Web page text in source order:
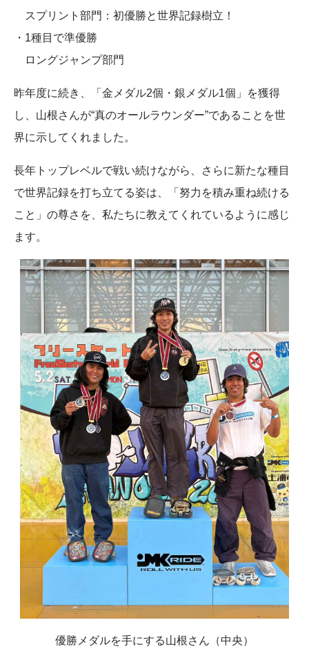
スプリント部門：初優勝と世界記録樹立！
・1種目で準優勝
ロングジャンプ部門
昨年度に続き、「金メダル2個・銀メダル1個」を獲得
し、山根さんが“真のオールラウンダー”であることを世
界に示してくれました。
長年トップレベルで戦い続けながら、さらに新たな種目
で世界記録を打ち立てる姿は、「努力を積み重ね続ける
こと」の尊さを、私たちに教えてくれているように感じ
ます。
優勝メダルを手にする山根さん（中央）